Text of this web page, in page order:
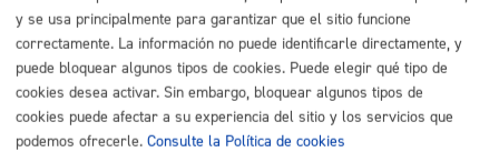
Baja
Informe médico de previsión de duración de la baja
Alta seguridad social del asalariado a tiempo
completo
Contrato de trabajo
Nota: es obligatorioel uso del formulario o del impreso
y se usa principalmente para garantizar que el sitio funcione
correctamente. La información no puede identificarle directamente, y
puede bloquear algunos tipos de cookies. Puede elegir qué tipo de
cookies desea activar. Sin embargo, bloquear algunos tipos de
cookies puede afectar a su experiencia del sitio y los servicios que
podemos ofrecerle. Consulte la Política de cookies